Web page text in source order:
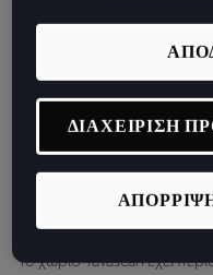
πέτρινους τοίχους και
από ένα μοναδικό φυσικό
γραφικά στοιχεία
To χωριό Tavascan έχει
ΔΙΑΧΕΙΡΙΣΗ